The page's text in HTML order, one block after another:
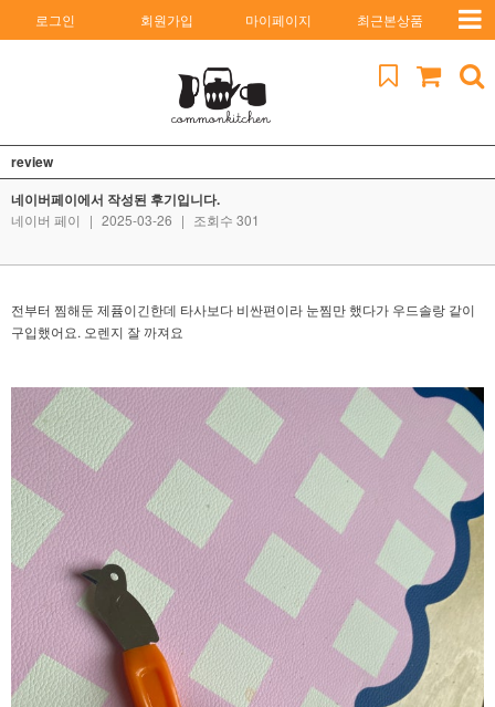
로그인 회원가입 마이페이지 최근본상품
review
네이버페이에서 작성된 후기입니다.
네이버 페이 | 2025-03-26 | 조회수 301
전부터 찜해둔 제퓸이긴한데 타사보다 비싼편이라 눈찜만 했다가 우드솔랑 같이
구입했어요. 오렌지 잘 까져요